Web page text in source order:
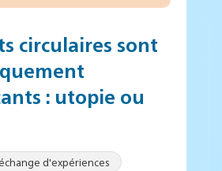
circulaires sont
: utopie ou
échange d'expériences